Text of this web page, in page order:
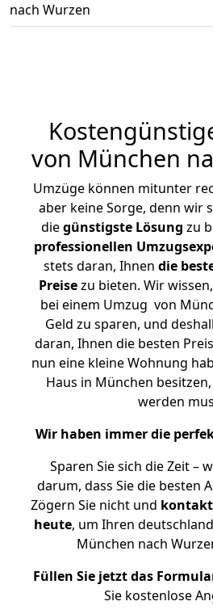
nach Wurzen
von München
Umzüge können mitunter
aber keine Sorge, denn wir
diegünstigste Lösung zu
professionellen
stets daran, Ihnen die
Preisezu bieten. Wir
bei einem Umzug von
Geld zu sparen, und
daran, Ihnen die besten
nun eine kleine Wohnung
Haus in München
werden
Wir haben immer die
Sparen Sie sich die Zeit –
darum, dass Sie die besten
Zögern Sie nicht und
heute, um Ihren
München nach
Füllen Sie jetzt das
Sie kostenlose